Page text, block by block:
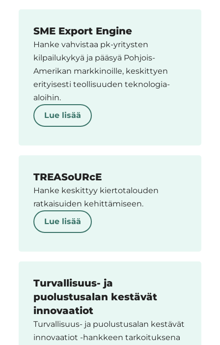
SME Export Engine
Hanke vahvistaa pk-yritysten
kilpailukykyä ja pääsyä Pohjois-
Amerikan markkinoille, keskittyen
erityisesti teollisuuden teknologia-
aloihin.
Lue lisää
TREASoURcE
Hanke keskittyy kiertotalouden
ratkaisuiden kehittämiseen.
Lue lisää
Turvallisuus- ja
puolustusalan kestävät
innovaatiot
Turvallisuus- ja puolustusalan kestävät
innovaatiot -hankkeen tarkoituksena